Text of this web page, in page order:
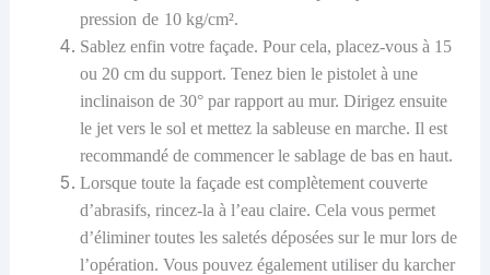
pression de 10kg/cm².
Sablez enfin votre façade. Pour cela, placez-vous à 15
ou 20 cm du support. Tenez bien le pistolet à une
inclinaison de 30° par rapport au mur. Dirigez ensuite
le jet vers le sol et mettez la sableuse en marche. Il est
recommandé de commencer le sablage de bas en haut.
Lorsque toute la façade est complètement couverte
d’abrasifs, rincez-la à l’eau claire. Cela vous permet
d’éliminer toutes les saletés déposées sur le mur lors de
l’opération. Vous pouvez également utiliser du karcher